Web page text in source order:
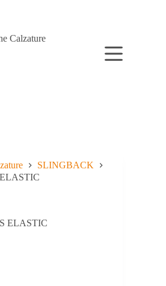
SLINGBACK